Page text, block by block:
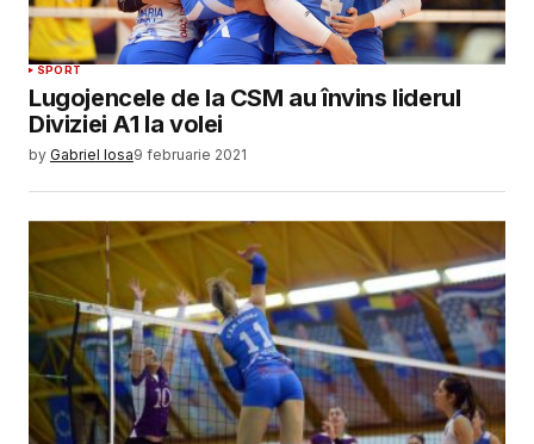
SPORT
Lugojencele de la CSM au învins liderul
Diviziei A1 la volei
by Gabriel Iosa9 februarie 2021